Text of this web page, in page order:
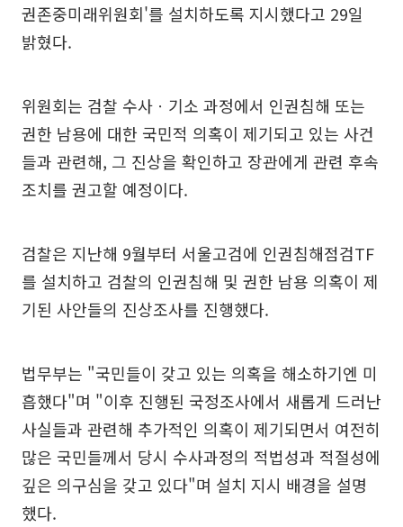
권존중미래위원회'를 설치하도록 지시했다고 29일
밝혔다.
위원회는 검찰 수사ㆍ기소 과정에서 인권침해 또는
권한 남용에 대한 국민적 의혹이 제기되고 있는 사건
들과 관련해, 그 진상을 확인하고 장관에게 관련 후속
조치를 권고할 예정이다.
검찰은 지난해 9월부터 서울고검에 인권침해점검TF
를 설치하고 검찰의 인권침해 및 권한 남용 의혹이 제
기된 사안들의 진상조사를 진행했다.
법무부는 "국민들이 갖고 있는 의혹을 해소하기엔 미
흡했다"며 "이후 진행된 국정조사에서 새롭게 드러난
사실들과 관련해 추가적인 의혹이 제기되면서 여전히
많은 국민들께서 당시 수사과정의 적법성과 적절성에
깊은 의구심을 갖고 있다"며 설치 지시 배경을 설명
했다.